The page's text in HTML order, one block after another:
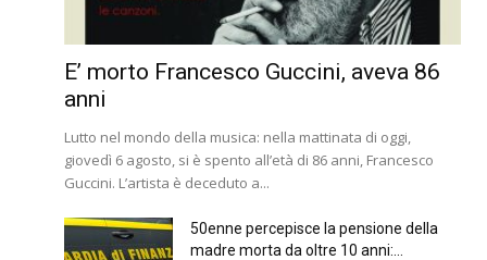
E’ morto Francesco Guccini, aveva 86
anni
Lutto nel mondo della musica: nella mattinata di oggi,
giovedì 6 agosto, si è spento all’età di 86 anni, Francesco
Guccini. L’artista è deceduto a...
50enne percepisce la pensione della
madre morta da oltre 10 anni:...